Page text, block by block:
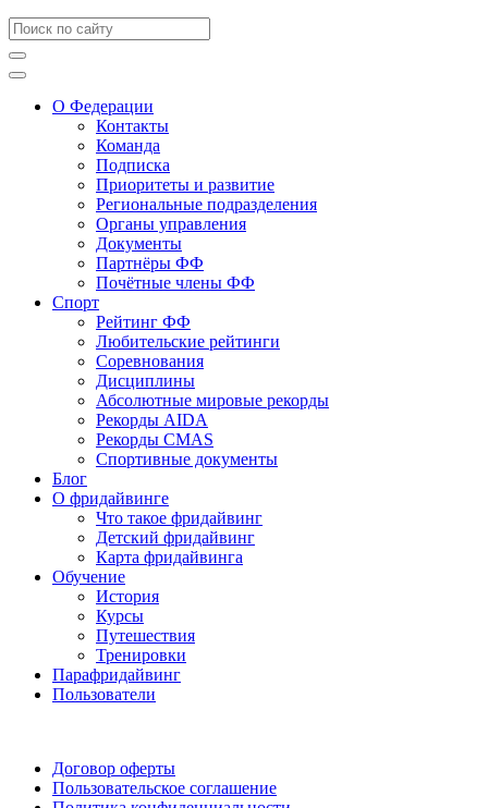
О Федерации
Контакты
Команда
Подписка
Приоритеты и развитие
Региональные подразделения
Органы управления
Документы
Партнёры ФФ
Почётные члены ФФ
Спорт
Рейтинг ФФ
Любительские рейтинги
Соревнования
Дисциплины
Абсолютные мировые рекорды
Рекорды AIDA
Рекорды CMAS
Спортивные документы
Блог
О фридайвинге
Что такое фридайвинг
Детский фридайвинг
Карта фридайвинга
Обучение
История
Курсы
Путешествия
Тренировки
Парафридайвинг
Пользователи
Договор оферты
Пользовательское соглашение